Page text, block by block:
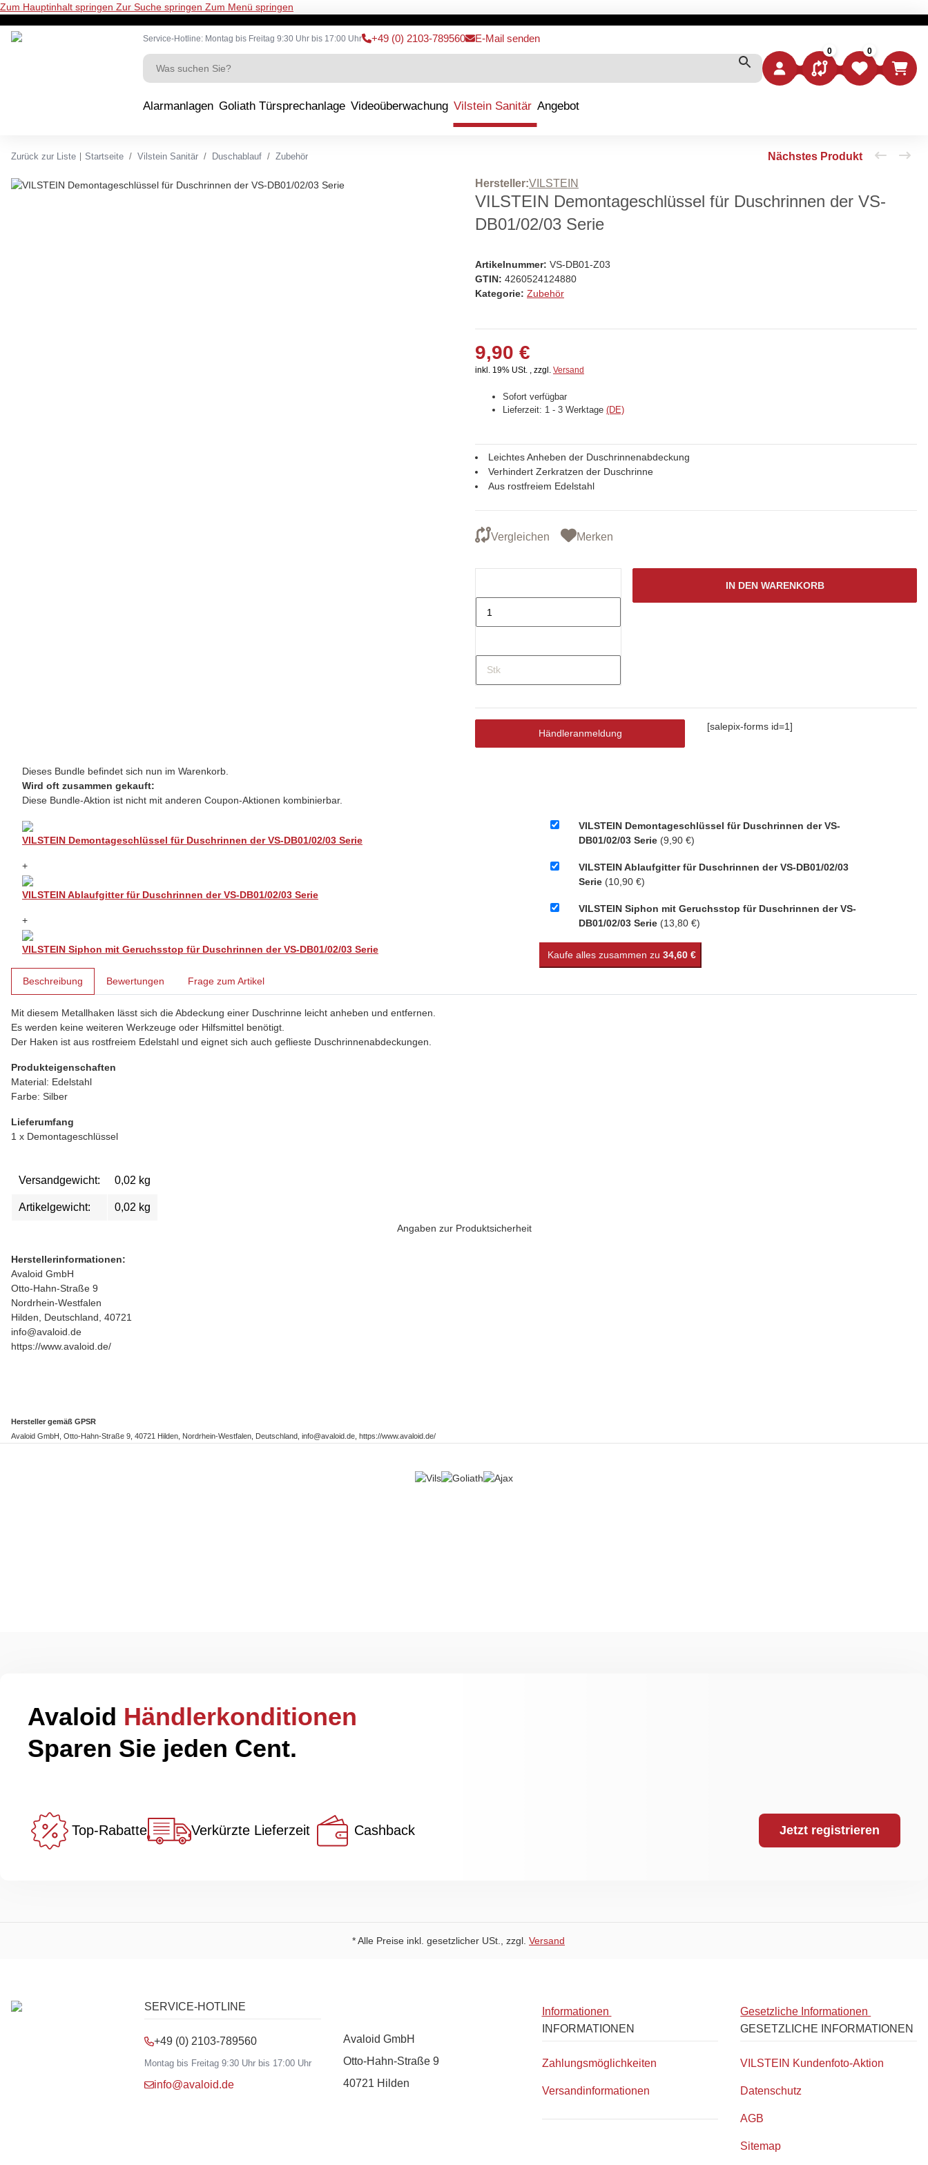
Zum Hauptinhalt springen Zur Suche springen Zum Menü springen
Service-Hotline: Montag bis Freitag 9:30 Uhr bis 17:00 Uhr +49 (0) 2103-789560 E-Mail senden
0
VERGLEICHSLISTE
0
WUNSCHZETTEL
Alarmanlagen Goliath Türsprechanlage Videoüberwachung Vilstein Sanitär Angebot
Zurück zur Liste Startseite Vilstein Sanitär Duschablauf Zubehör
Hersteller:VILSTEIN
VILSTEIN Demontageschlüssel für Duschrinnen der VS-
DB01/02/03 Serie
Artikelnummer: VS-DB01-Z03
GTIN: 4260524124880
Kategorie: Zubehör
9,90 €
inkl. 19% USt. , zzgl. Versand
Sofort verfügbar
Lieferzeit: 1 - 3 Werktage (DE)
Leichtes Anheben der Duschrinnenabdeckung
Verhindert Zerkratzen der Duschrinne
Aus rostfreiem Edelstahl
Stk
IN DEN WARENKORB
Händleranmeldung
[salepix-forms id=1]
Dieses Bundle befindet sich nun im Warenkorb.
Wird oft zusammen gekauft:
Diese Bundle-Aktion ist nicht mit anderen Coupon-Aktionen kombinierbar.
VILSTEIN Demontageschlüssel für Duschrinnen der VS-DB01/02/03 Serie
+
VILSTEIN Ablaufgitter für Duschrinnen der VS-DB01/02/03 Serie
+
VILSTEIN Siphon mit Geruchsstop für Duschrinnen der VS-DB01/02/03 Serie
VILSTEIN Demontageschlüssel für Duschrinnen der VS-
DB01/02/03 Serie(9,90 €)
VILSTEIN Ablaufgitter für Duschrinnen der VS-DB01/02/03
Serie(10,90 €)
VILSTEIN Siphon mit Geruchsstop für Duschrinnen der VS-
DB01/02/03 Serie(13,80 €)
Kaufe alles zusammen zu34,60 €
Beschreibung Bewertungen Frage zum Artikel
Mit diesem Metallhaken lässt sich die Abdeckung einer Duschrinne leicht anheben und entfernen.
Es werden keine weiteren Werkzeuge oder Hilfsmittel benötigt.
Der Haken ist aus rostfreiem Edelstahl und eignet sich auch geflieste Duschrinnenabdeckungen.
Produkteigenschaften
Material: Edelstahl
Farbe: Silber
Lieferumfang
1 x Demontageschlüssel
Versandgewicht: 0,02 kg
Artikelgewicht: 0,02 kg
Angaben zur Produktsicherheit
Herstellerinformationen:
Avaloid GmbH
Otto-Hahn-Straße 9
Nordrhein-Westfalen
Hilden, Deutschland, 40721
info@avaloid.de
https://www.avaloid.de/
Hersteller gemäß GPSR
Avaloid GmbH, Otto-Hahn-Straße 9, 40721 Hilden, Nordrhein-Westfalen, Deutschland, info@avaloid.de, https://www.avaloid.de/
Avaloid Händlerkonditionen
Sparen Sie jeden Cent.
Top-Rabatte Verkürzte Lieferzeit Cashback Jetzt registrieren
* Alle Preise inkl. gesetzlicher USt., zzgl. Versand
SERVICE-HOTLINE
+49 (0) 2103-789560
Montag bis Freitag 9:30 Uhr bis 17:00 Uhr
info@avaloid.de
Avaloid GmbH
Otto-Hahn-Straße 9
40721 Hilden
Informationen
INFORMATIONEN
Zahlungsmöglichkeiten
Versandinformationen
Gesetzliche Informationen
GESETZLICHE INFORMATIONEN
VILSTEIN Kundenfoto-Aktion
Datenschutz
AGB
Sitemap